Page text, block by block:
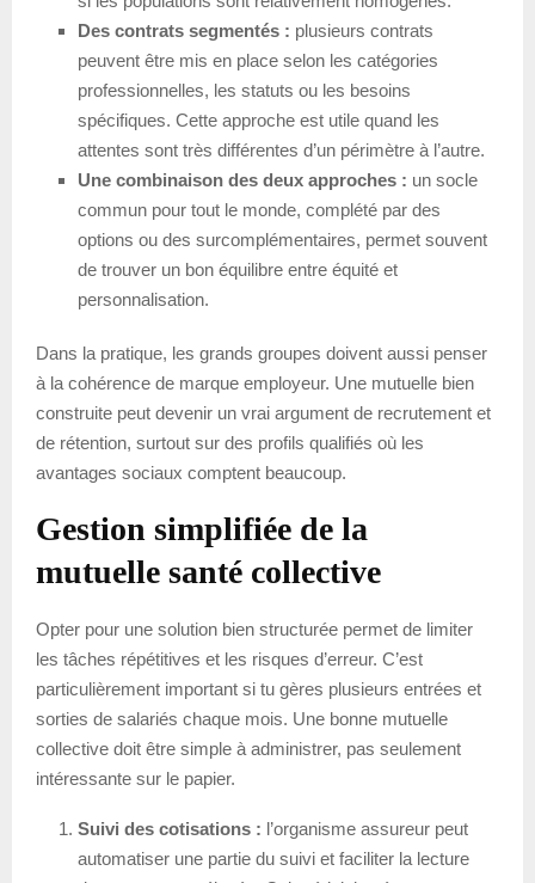
Des contrats segmentés : plusieurs contrats
peuvent être mis en place selon les catégories
professionnelles, les statuts ou les besoins
spécifiques. Cette approche est utile quand les
attentes sont très différentes d’un périmètre à l’autre.
Une combinaison des deux approches : un socle
commun pour tout le monde, complété par des
options ou des surcomplémentaires, permet souvent
de trouver un bon équilibre entre équité et
personnalisation.
Dans la pratique, les grands groupes doivent aussi penser
à la cohérence de marque employeur. Une mutuelle bien
construite peut devenir un vrai argument de recrutement et
de rétention, surtout sur des profils qualifiés où les
avantages sociaux comptent beaucoup.
Gestion simplifiée de la
mutuelle santé collective
Opter pour une solution bien structurée permet de limiter
les tâches répétitives et les risques d’erreur. C’est
particulièrement important si tu gères plusieurs entrées et
sorties de salariés chaque mois. Une bonne mutuelle
collective doit être simple à administrer, pas seulement
intéressante sur le papier.
Suivi des cotisations : l’organisme assureur peut
automatiser une partie du suivi et faciliter la lecture